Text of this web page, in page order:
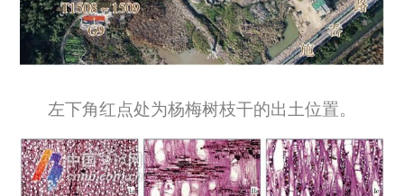
左下角红点处为杨梅树枝干的出土位置。